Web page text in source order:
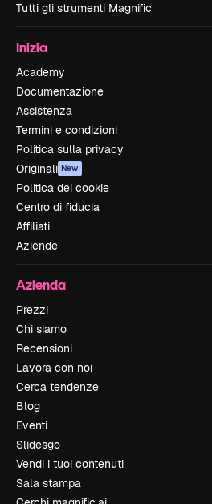
Tutti gli strumenti Magnific
Inizia
Academy
Documentazione
Assistenza
Termini e condizioni
Politica sulla privacy
Originali New
Politica dei cookie
Centro di fiducia
Affiliati
Aziende
Azienda
Prezzi
Chi siamo
Recensioni
Lavora con noi
Cerca tendenze
Blog
Eventi
Slidesgo
Vendi i tuoi contenuti
Sala stampa